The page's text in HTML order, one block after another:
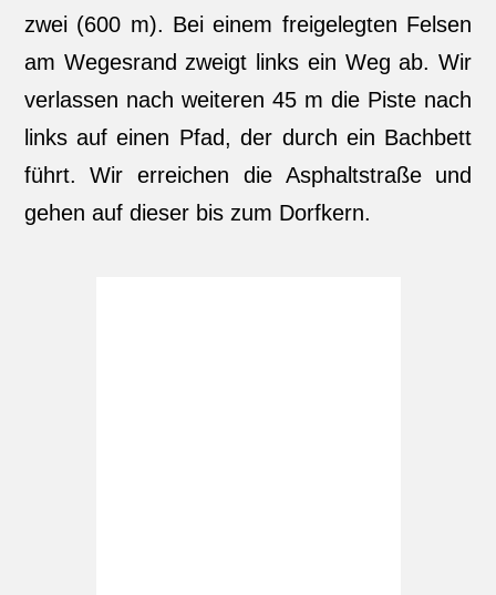
zwei (600 m). Bei einem freigelegten Felsen
am Wegesrand zweigt links ein Weg ab. Wir
verlassen nach weiteren 45 m die Piste nach
links auf einen Pfad, der durch ein Bachbett
führt. Wir erreichen die Asphaltstraße und
gehen auf dieser bis zum Dorfkern.